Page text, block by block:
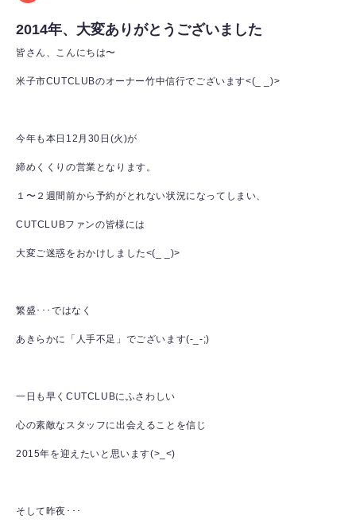
2014年、大変ありがとうございました
皆さん、こんにちは〜
米子市CUTCLUBのオーナー竹中信行でございます<(_ _)>
今年も本日12月30日(火)が
締めくくりの営業となります。
１〜２週間前から予約がとれない状況になってしまい、
CUTCLUBファンの皆様には
大変ご迷惑をおかけしました<(_ _)>
繁盛･･･ではなく
あきらかに「人手不足」でございます(-_-;)
一日も早くCUTCLUBにふさわしい
心の素敵なスタッフに出会えることを信じ
2015年を迎えたいと思います(>_<)
そして昨夜･･･